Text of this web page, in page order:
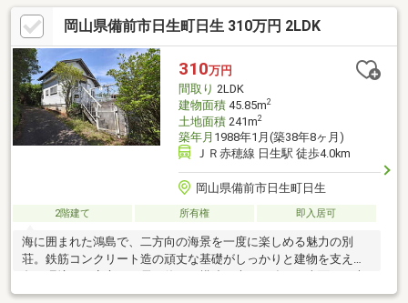
度も良好！基礎は鉄筋コンクリート造で基礎下は収納スペースと
して有効利用されています。玄関を開けると吹き抜けと大きな窓
で、とても広々した印象。室内は写真の家具類もそのまま付いて
くるので即利用可能です。バルコニーはかなり広々としており屋
根付きなのでテーブルセットなどを置けば屋外のリビングルーム
としてお洒落に使えそうです。
岡山県備前市日生町日生 310万円 2LDK
310万円
間取り 2LDK
建物面積45.85m2
土地面積241m2
築年月 1988年1月(築38年8ヶ月)
ＪＲ赤穂線 日生駅 徒歩4.0km
岡山県備前市日生町日生
2階建て 所有権 即入居可
海に囲まれた鴻島で、二方向の海景を一度に楽しめる魅力の別
荘。鉄筋コンクリート造の頑丈な基礎がしっかりと建物を支え、
きく迫り出した煉瓦製ＢＢＱコンロ付きのバルコニーが広がり、